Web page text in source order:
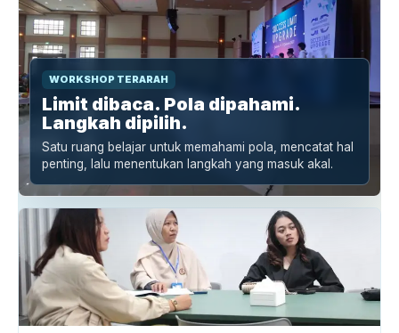
WORKSHOP TERARAH
Limit dibaca. Pola dipahami.
Langkah dipilih.
Satu ruang belajar untuk memahami pola, mencatat hal
penting, lalu menentukan langkah yang masuk akal.